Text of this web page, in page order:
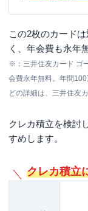
この2枚のカード
く、年会費も永年
※：三井住友カード ゴ
会費永年無料。年間
どの詳細は、三井住友
クレカ積立を検討
すめします。
クレカ積立